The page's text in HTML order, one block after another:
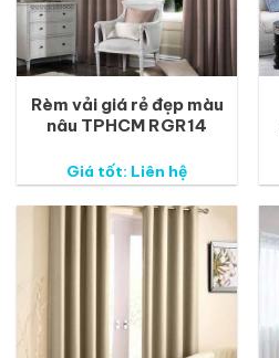
Rèm vải giá rẻ đẹp màu
nâu TPHCM RGR14
Giá tốt: Liên hệ